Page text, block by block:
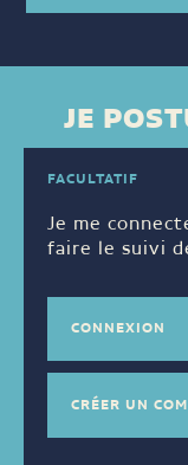
JE
FACULTATIF
Je me
faire le suivi
CONNEXION
CRÉER UN